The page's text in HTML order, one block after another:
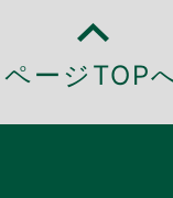
ページTOP